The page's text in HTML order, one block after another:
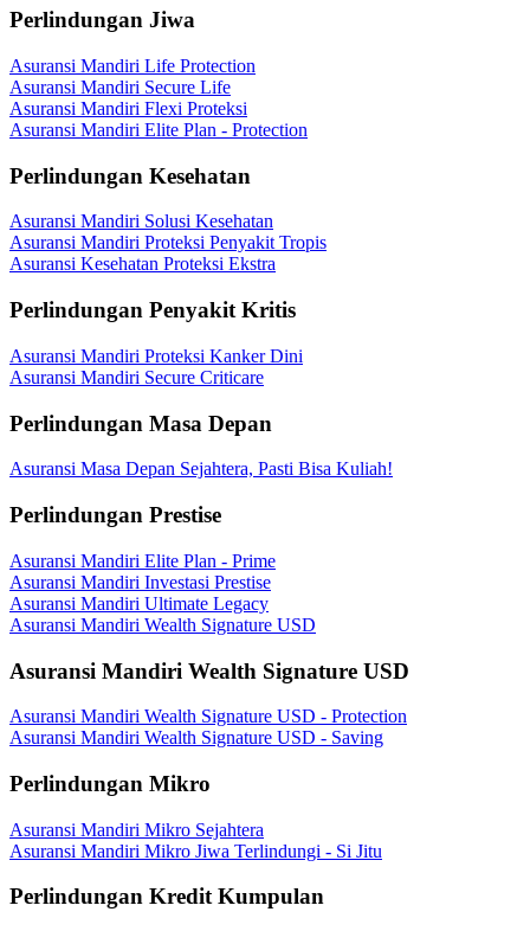
Perlindungan Jiwa
Asuransi Mandiri Life Protection
Asuransi Mandiri Secure Life
Asuransi Mandiri Flexi Proteksi
Asuransi Mandiri Elite Plan - Protection
Perlindungan Kesehatan
Asuransi Mandiri Solusi Kesehatan
Asuransi Mandiri Proteksi Penyakit Tropis
Asuransi Kesehatan Proteksi Ekstra
Perlindungan Penyakit Kritis
Asuransi Mandiri Proteksi Kanker Dini
Asuransi Mandiri Secure Criticare
Perlindungan Masa Depan
Asuransi Masa Depan Sejahtera, Pasti Bisa Kuliah!
Perlindungan Prestise
Asuransi Mandiri Elite Plan - Prime
Asuransi Mandiri Investasi Prestise
Asuransi Mandiri Ultimate Legacy
Asuransi Mandiri Wealth Signature USD
Asuransi Mandiri Wealth Signature USD
Asuransi Mandiri Wealth Signature USD - Protection
Asuransi Mandiri Wealth Signature USD - Saving
Perlindungan Mikro
Asuransi Mandiri Mikro Sejahtera
Asuransi Mandiri Mikro Jiwa Terlindungi - Si Jitu
Perlindungan Kredit Kumpulan